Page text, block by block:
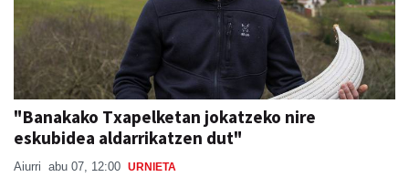
"Banakako Txapelketan jokatzeko nire
eskubidea aldarrikatzen dut"
Aiurri abu 07, 12:00 URNIETA